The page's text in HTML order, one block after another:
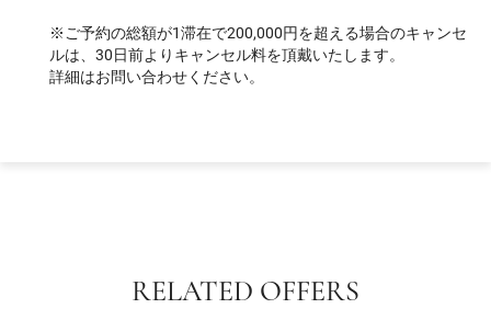
※ご予約の総額が1滞在で200,000円を超える場合のキャンセ
ルは、30日前よりキャンセル料を頂戴いたします。
詳細はお問い合わせください。
RELATED OFFERS